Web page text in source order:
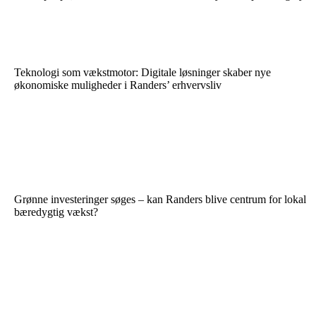
Teknologi som vækstmotor: Digitale løsninger skaber nye
økonomiske muligheder i Randers’ erhvervsliv
Grønne investeringer søges – kan Randers blive centrum for lokal
bæredygtig vækst?